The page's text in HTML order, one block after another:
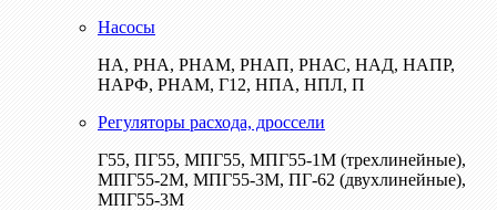
Насосы
НА, РНА, РНАМ, РНАП, РНАС, НАД, НАПР,
НАРФ, РНАМ, Г12, НПА, НПЛ, П
Регуляторы расхода, дроссели
Г55, ПГ55, МПГ55, МПГ55-1М (трехлинейные),
МПГ55-2М, МПГ55-3М, ПГ-62 (двухлинейные),
МПГ55-3М